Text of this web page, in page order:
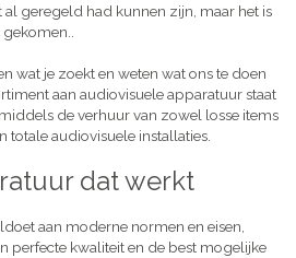
al geregeld had kunnen zijn, maar het is
wat je zoekt en weten wat ons te doen
aan audiovisuele apparatuur staat
de verhuur van zowel losse items
totale audiovisuele installaties.
dat werkt
aan moderne normen en eisen,
perfecte kwaliteit en de best mogelijke